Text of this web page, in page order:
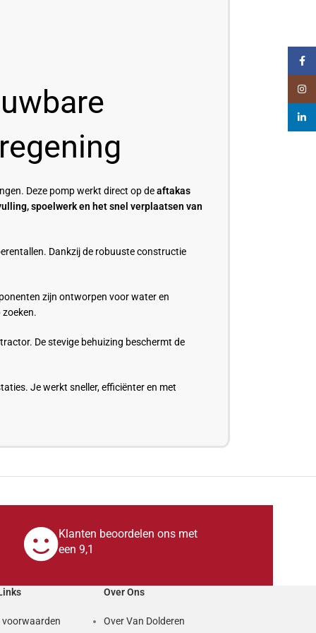
Deze pomp werkt direct op deaftakas
spoelwerk en het snel verplaatsen van
Dankzij de robuuste constructie
zijn ontworpen voor water en
De stevige behuizing beschermt de
Je werkt sneller, efficiënter en met
Klanten beoordelen ons met
een 9,1
voorwaarden
Over Ons
Over Van Dolderen